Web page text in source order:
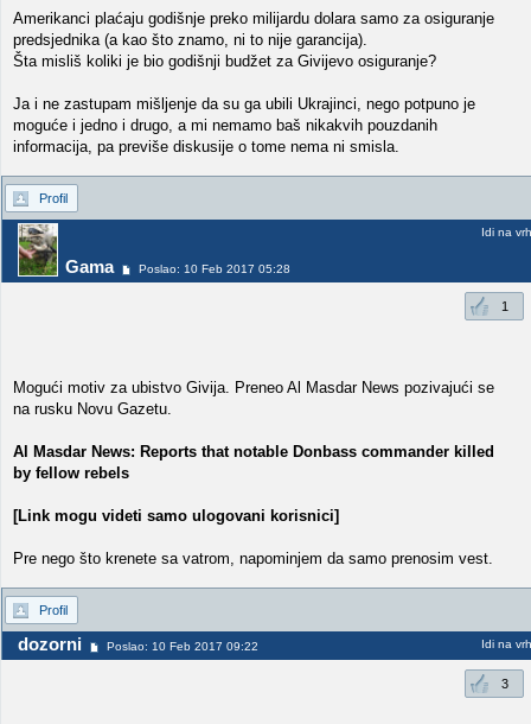
Amerikanci plaćaju godišnje preko milijardu dolara samo za osiguranje
predsjednika (a kao što znamo, ni to nije garancija).
Šta misliš koliki je bio godišnji budžet za Givijevo osiguranje?
Ja i ne zastupam mišljenje da su ga ubili Ukrajinci, nego potpuno je
moguće i jedno i drugo, a mi nemamo baš nikakvih pouzdanih
informacija, pa previše diskusije o tome nema ni smisla.
Profil
Gama Poslao: 10 Feb 2017 05:28
Idi na vrh
1
Mogući motiv za ubistvo Givija. Preneo Al Masdar News pozivajući se
na rusku Novu Gazetu.
Al Masdar News: Reports that notable Donbass commander killed
by fellow rebels
[Link mogu videti samo ulogovani korisnici]
Pre nego što krenete sa vatrom, napominjem da samo prenosim vest.
Profil
dozorni Poslao: 10 Feb 2017 09:22 Idi na vrh
3